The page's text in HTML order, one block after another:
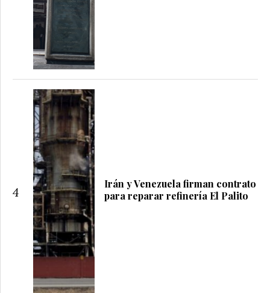
4
Irán y Venezuela firman contrato
para reparar refinería El Palito